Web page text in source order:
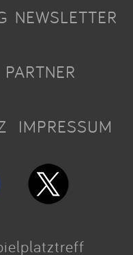
NEWSLETTER
PARTNER
IMPRESSUM